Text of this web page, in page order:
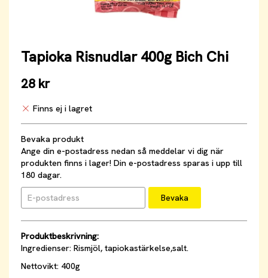
Tapioka Risnudlar 400g Bich Chi
28 kr
Finns ej i lagret
Bevaka produkt
Ange din e-postadress nedan så meddelar vi dig när
produkten finns i lager! Din e-postadress sparas i upp till
180 dagar.
Bevaka
Produktbeskrivning:
Ingredienser: Rismjöl, tapiokastärkelse,salt.
Nettovikt: 400g